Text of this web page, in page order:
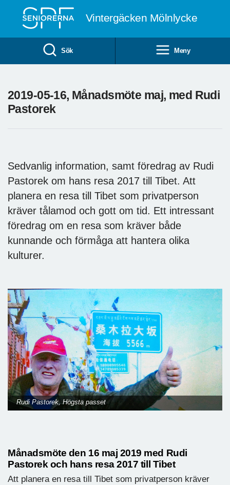
Vintergäcken Mölnlycke
Sök Meny
2019-05-16, Månadsmöte maj, med Rudi
Pastorek
Sedvanlig information, samt föredrag av Rudi
Pastorek om hans resa 2017 till Tibet. Att
planera en resa till Tibet som privatperson
kräver tålamod och gott om tid. Ett intressant
föredrag om en resa som kräver både
kunnande och förmåga att hantera olika
kulturer.
Rudi Pastorek, Högsta passet
Månadsmöte den 16 maj 2019 med Rudi
Pastorek och hans resa 2017 till Tibet
Att planera en resa till Tibet som privatperson kräver